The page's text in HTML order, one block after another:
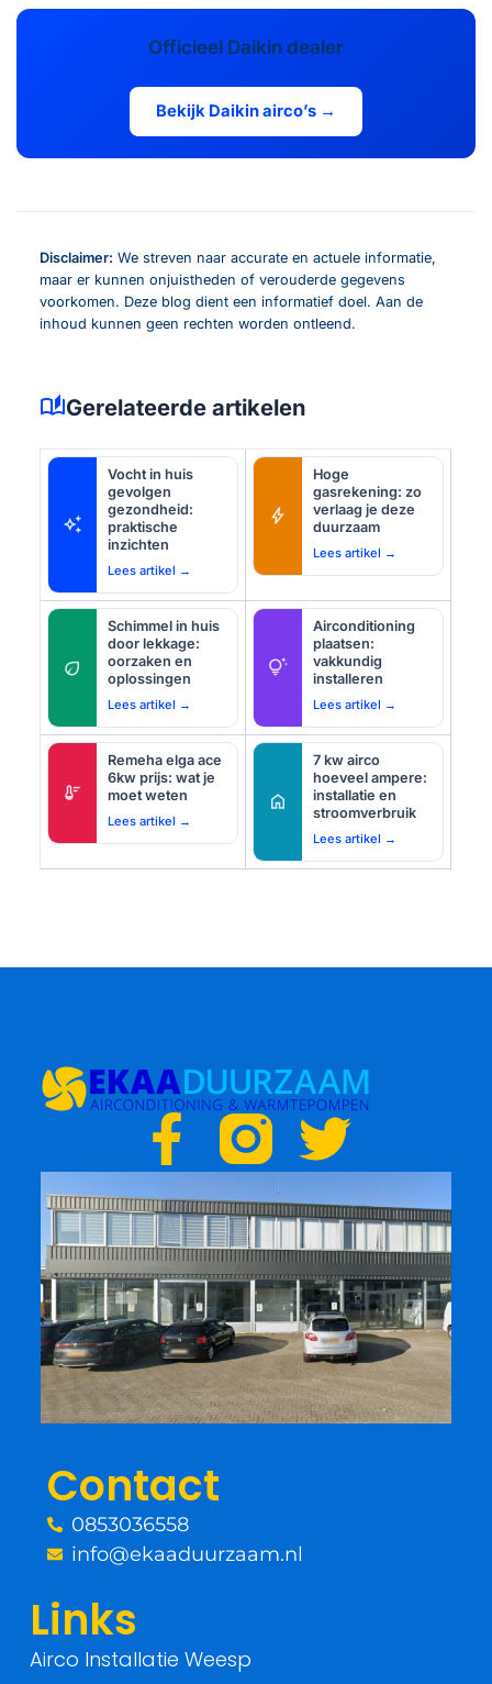
Officieel Daikin dealer
Bekijk Daikin airco’s →
Disclaimer: We streven naar accurate en actuele informatie,
maar er kunnen onjuistheden of verouderde gegevens
voorkomen. Deze blog dient een informatief doel. Aan de
inhoud kunnen geen rechten worden ontleend.
auto_storiesGerelateerde artikelen
auto_awesome
Vocht in huis
gevolgen
gezondheid:
praktische
inzichten
Lees artikel →
bolt
Hoge
gasrekening: zo
verlaag je deze
duurzaam
Lees artikel →
eco
Schimmel in huis
door lekkage:
oorzaken en
oplossingen
Lees artikel →
tips_and_updates
Airconditioning
plaatsen:
vakkundig
installeren
Lees artikel →
thermostat
Remeha elga ace
6kw prijs: wat je
moet weten
Lees artikel →
home
7 kw airco
hoeveel ampere:
installatie en
stroomverbruik
Lees artikel →
F
a
c
e
b
o
k
-
T
w
i
t
t
e
Contact
0853036558
info@ekaaduurzaam.nl
Links
Airco Installatie Weesp